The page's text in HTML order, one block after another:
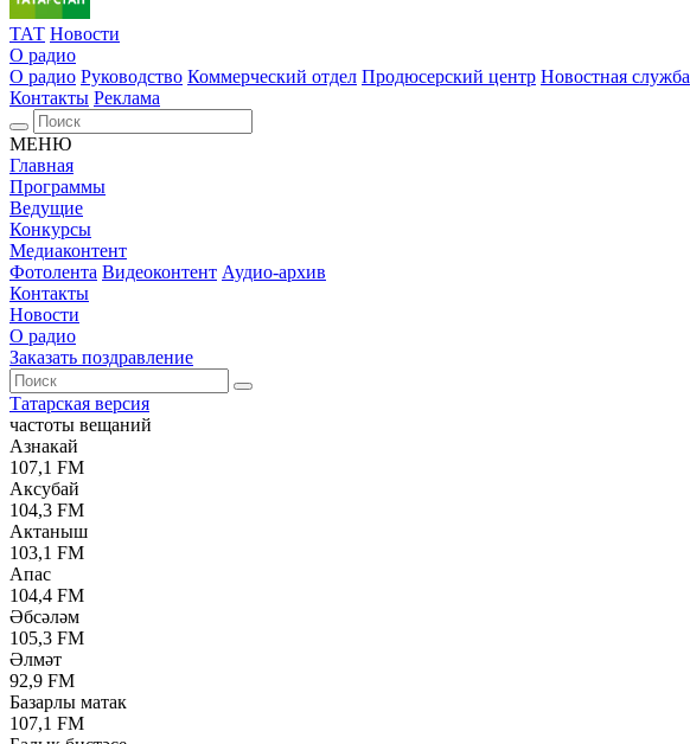
ТАТ Новости
О радио
О радио Руководство Коммерческий отдел Продюсерский центр Новостная служба
Контакты Реклама
МЕНЮ
Главная
Программы
Ведущие
Конкурсы
Медиаконтент
Фотолента Видеоконтент Аудио-архив
Контакты
Новости
О радио
Заказать поздравление
Татарская версия
частоты вещаний
Азнакай
107,1 FM
Аксубай
104,3 FM
Актаныш
103,1 FM
Апас
104,4 FM
Әбсәләм
105,3 FM
Әлмәт
92,9 FM
Базарлы матак
107,1 FM